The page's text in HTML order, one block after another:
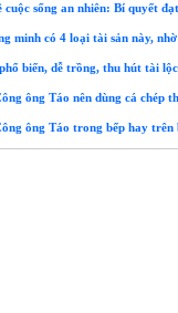
cuộc sống an nhiên: Bí quyết
minh có 4 loại tài sản này,
biến, dễ trồng, thu hút tài
ông Táo nên dùng cá
ông Táo trong bếp hay